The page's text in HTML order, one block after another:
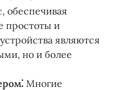
обеспечивая
простоты и
являются
но и более
Многие